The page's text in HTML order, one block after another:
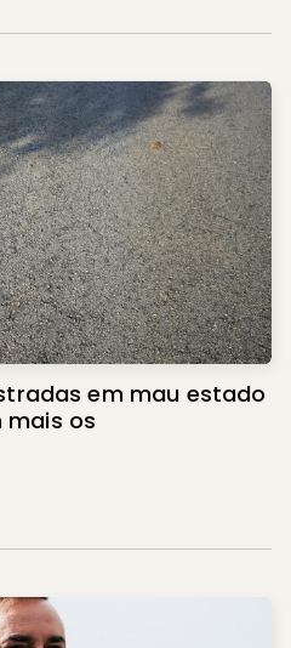
em mau estado
mais os